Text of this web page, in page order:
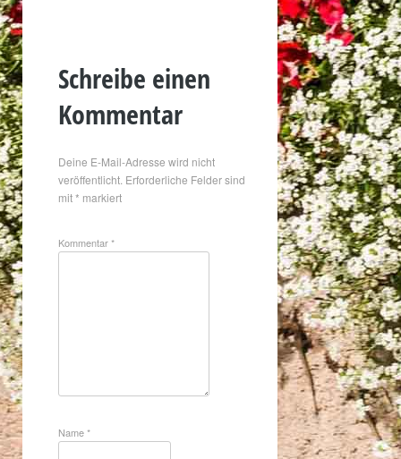
Schreibe einen
Kommentar
Deine E-Mail-Adresse wird nicht
veröffentlicht. Erforderliche Felder sind
mit* markiert
Kommentar*
Name*